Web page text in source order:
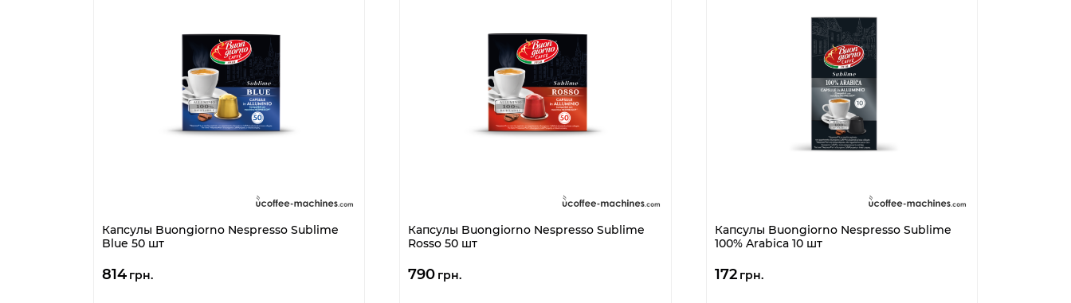
Капсулы Buongiorno Nespresso Sublime
Blue 50 шт
814 грн.
Капсулы Buongiorno Nespresso Sublime
Rosso 50 шт
790 грн.
Капсулы Buongiorno Nespresso Sublime
100% Arabica 10 шт
172 грн.